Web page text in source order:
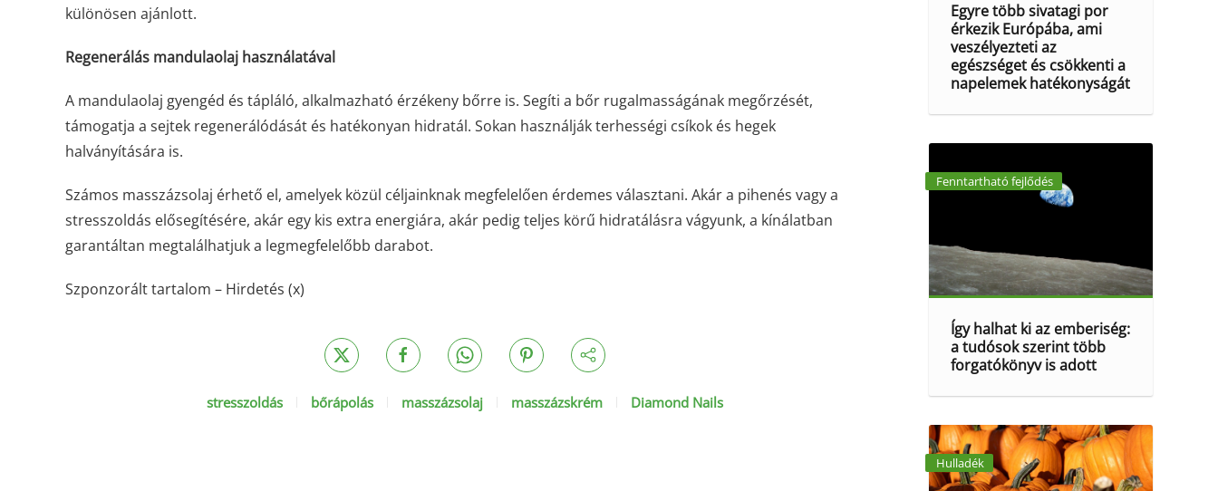
különösen ajánlott.
Regenerálás mandulaolaj használatával
A mandulaolaj gyengéd és tápláló, alkalmazható érzékeny bőrre is. Segíti a bőr rugalmasságának megőrzését,
támogatja a sejtek regenerálódását és hatékonyan hidratál. Sokan használják terhességi csíkok és hegek
halványítására is.
Számos masszázsolaj érhető el, amelyek közül céljainknak megfelelően érdemes választani. Akár a pihenés vagy a
stresszoldás elősegítésére, akár egy kis extra energiára, akár pedig teljes körű hidratálásra vágyunk, a kínálatban
garantáltan megtalálhatjuk a legmegfelelőbb darabot.
Szponzorált tartalom – Hirdetés (x)
stresszoldás bőrápolás masszázsolaj masszázskrém Diamond Nails
Egyre több sivatagi por
érkezik Európába, ami
veszélyezteti az
egészséget és csökkenti a
napelemek hatékonyságát
Fenntartható fejlődés
Így halhat ki az emberiség:
a tudósok szerint több
forgatókönyv is adott
Hulladék